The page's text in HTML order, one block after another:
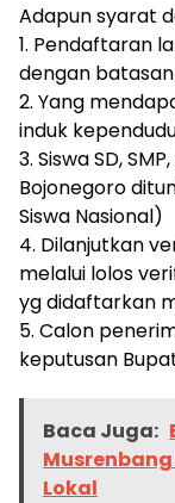
Adapun syarat
1. Pendaftaran
dengan
2. Yang
induk
3. Siswa SD,
Bojonegoro
Siswa Nasional)
4. Dilanjutkan
melalui lolos
yg didaftarkan
5. Calon
keputusan
Baca Juga:
Lokal